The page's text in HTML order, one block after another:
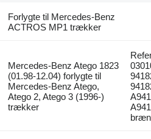
Forlygte til Mercedes-Benz
ACTROS MP1 trækker
Mercedes-Benz Atego 1823
(01.98-12.04) forlygte til
Mercedes-Benz Atego,
Atego 2, Atego 3 (1996-)
trækker